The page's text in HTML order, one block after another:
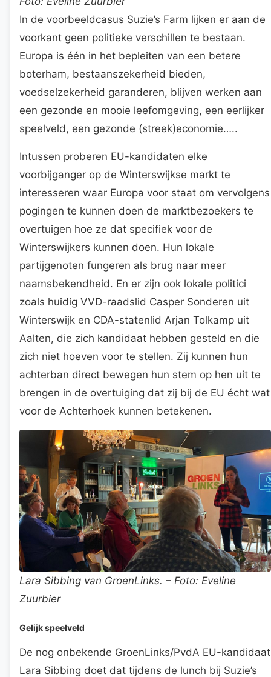
In de voorbeeldcasus Suzie’s Farm lijken er aan de
voorkant geen politieke verschillen te bestaan.
Europa is één in het bepleiten van een betere
boterham, bestaanszekerheid bieden,
voedselzekerheid garanderen, blijven werken aan
een gezonde en mooie leefomgeving, een eerlijker
speelveld, een gezonde (streek)economie…..
Intussen proberen EU-kandidaten elke
voorbijganger op de Winterswijkse markt te
interesseren waar Europa voor staat om vervolgens
pogingen te kunnen doen de marktbezoekers te
overtuigen hoe ze dat specifiek voor de
Winterswijkers kunnen doen. Hun lokale
partijgenoten fungeren als brug naar meer
naamsbekendheid. En er zijn ook lokale politici
zoals huidig VVD-raadslid Casper Sonderen uit
Winterswijk en CDA-statenlid Arjan Tolkamp uit
Aalten, die zich kandidaat hebben gesteld en die
zich niet hoeven voor te stellen. Zij kunnen hun
achterban direct bewegen hun stem op hen uit te
brengen in de overtuiging dat zij bij de EU écht wat
voor de Achterhoek kunnen betekenen.
Lara Sibbing van GroenLinks. – Foto: Eveline
Zuurbier
Gelijk speelveld
De nog onbekende GroenLinks/PvdA EU-kandidaat
Lara Sibbing doet dat tijdens de lunch bij Suzie’s